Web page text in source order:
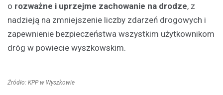
o rozważne i uprzejme zachowanie na drodze, z
nadzieją na zmniejszenie liczby zdarzeń drogowych i
zapewnienie bezpieczeństwa wszystkim użytkownikom
dróg w powiecie wyszkowskim.
Źródło: KPP w Wyszkowie